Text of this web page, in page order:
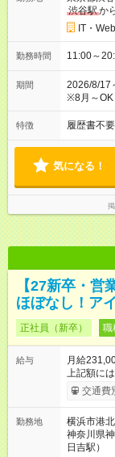
渋谷駅か
IT・
勤務時間 11:00～
期間
2026/8/
※8月～OK
特徴 履歴書不要
気になる！
【27新卒・営
ほぼなし！ア
正社員（新卒） 職
給与
月給
上記額に
ます。 み
間 15時
（固定残
給：年２
業代（月
交通費
勤務地
横浜市港
神奈川県
日吉駅）